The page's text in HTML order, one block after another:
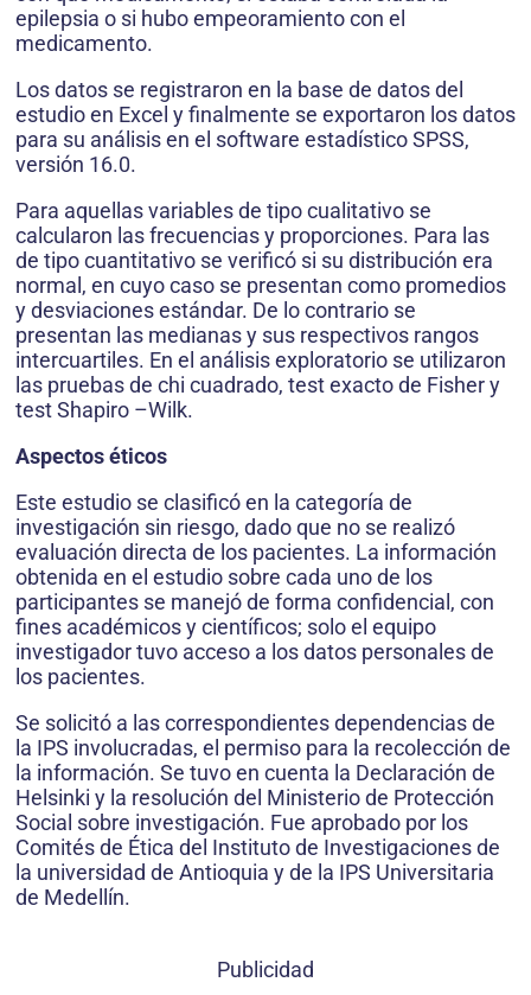
epilepsia o si hubo empeoramiento con el
medicamento.
Los datos se registraron en la base de datos del
estudio en Excel y finalmente se exportaron los datos
para su análisis en el software estadístico SPSS,
versión 16.0.
Para aquellas variables de tipo cualitativo se
calcularon las frecuencias y proporciones. Para las
de tipo cuantitativo se verificó si su distribución era
normal, en cuyo caso se presentan como prome­dios
y desviaciones estándar. De lo contrario se
presentan las medianas y sus respectivos rangos
intercuartiles. En el análisis exploratorio se utilizaron
las pruebas de chi cuadrado, test exacto de Fisher y
test Shapiro –Wilk.
Aspectos éticos
Este estudio se clasificó en la categoría de
investigación sin riesgo, dado que no se realizó
evaluación directa de los pacientes. La informa­ción
obtenida en el estudio sobre cada uno de los
participantes se manejó de forma confidencial, con
fines académicos y científicos; solo el equipo
investigador tuvo acceso a los datos personales de
los pacientes.
Se solicitó a las correspondientes dependencias de
la IPS involucradas, el permiso para la recolección de
la información. Se tuvo en cuenta la Declaración de
Helsinki y la resolución del Ministerio de Protección
Social sobre investigación. Fue aprobado por los
Comités de Ética del Instituto de Investigaciones de
la universidad de Antioquia y de la IPS Universitaria
de Medellín.
Publicidad